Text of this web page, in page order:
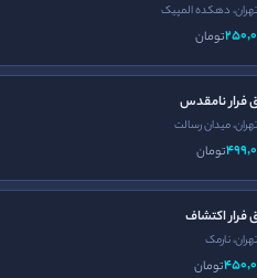
تهران، دهکده المپیک
تومان
فرار نامقدس
تهران، میدان رسالت
تومان
فرار اکتشاف
تهران، نارمک
تومان